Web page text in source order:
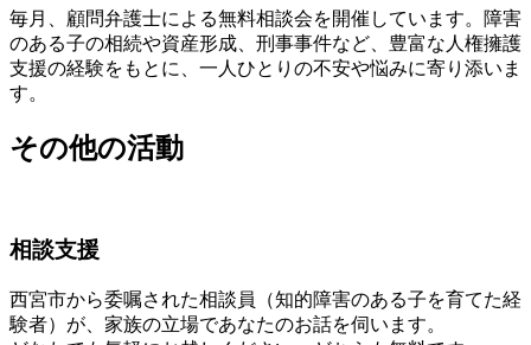
毎月、顧問弁護士による無料相談会を開催しています。障害
のある子の相続や資産形成、刑事事件など、豊富な人権擁護
支援の経験をもとに、一人ひとりの不安や悩みに寄り添いま
す。
その他の活動
相談支援
西宮市から委嘱された相談員（知的障害のある子を育てた経
験者）が、家族の立場であなたのお話を伺います。